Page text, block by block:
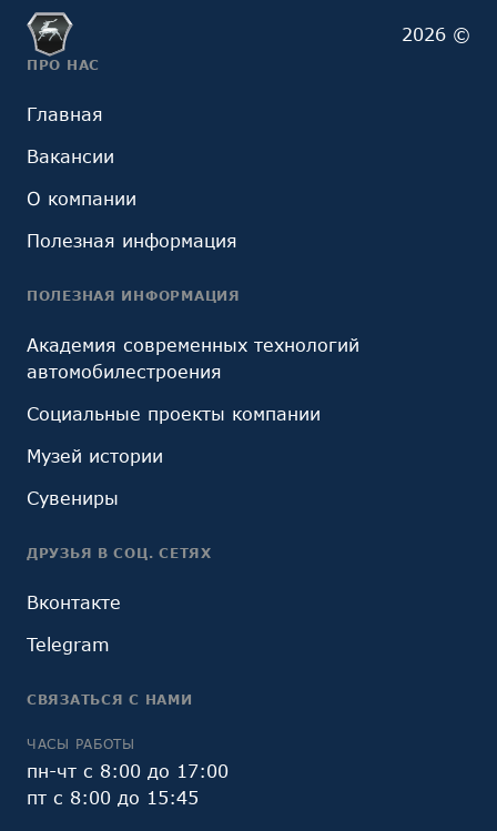
2026 ©
ПРО НАС
Главная
Вакансии
О компании
Полезная информация
ПОЛЕЗНАЯ ИНФОРМАЦИЯ
Академия современных технологий
автомобилестроения
Социальные проекты компании
Музей истории
Сувениры
ДРУЗЬЯ В СОЦ. СЕТЯХ
Вконтакте
Telegram
СВЯЗАТЬСЯ С НАМИ
ЧАСЫ РАБОТЫ
пн-чт с 8:00 до 17:00
пт с 8:00 до 15:45